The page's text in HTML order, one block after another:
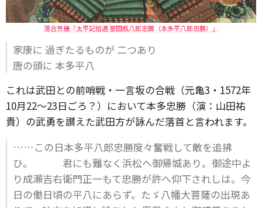
落合芳幾「太平記拾遺 誉田瓶八郎忠勝（本多平八郎忠勝）」
家康に 過ぎたるものが 二つあり
唐の頭に 本多平八
これは武田との前哨戦・一言坂の合戦（元亀3・1572年
10月22～23日ごろ？）において本多忠勝（演：山田祐
貴）の武勇を讃えた武田方が詠んだ落首と言われます。
……この日本多平八郎忠勝度々奮戦して敵を追拂
ひ。 君にも難なく浜松へ御帰城あり。御途中よ
り成瀬吉右衛門正一もて忠勝が許へ仰下されしは。今
日の働日頃の平八にあらず。たゞ八幡大菩薩の出現あ